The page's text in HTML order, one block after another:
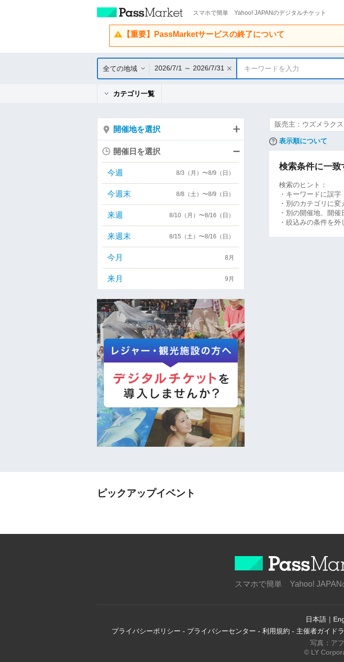
スマホで簡単 Yahoo! JAPANのデジタルチケット
【重要】PassMarketサービスの終了について
全ての地域 2026/7/1 ～ 2026/7/31 キーワードを入力
カテゴリ一覧
販売主：ウズメラクス
表示順について
検索条件に一致
検索のヒント：
・キーワードに誤字
・別のカテゴリに変
・別の開催地、開催
・絞込みの条件を外
開催地を選択
開催日を選択
今週 8/3（月）〜8/9（日）
今週末 8/8（土）〜8/9（日）
来週 8/10（月）〜8/16（日）
来週末 8/15（土）〜8/16（日）
今月 8月
来月 9月
ピックアップイベント
スマホで簡単 Yahoo! JAPAN
日本語 ｜
プライバシーポリシー - プライバシーセンター - 利用規約 - 主催者ガイド
写真：ア
© LY